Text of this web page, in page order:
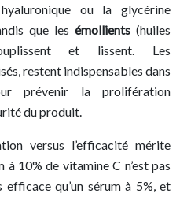
ou la glycérine
que les émollients(huiles
et lissent. Les
restent indispensables dans
prévenir la prolifération
du produit.
versus l’efficacité mérite
10% de vitamine C n’est pas
qu’un sérum à 5%, et